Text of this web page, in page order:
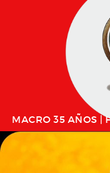
MACRO 35 AÑOS |